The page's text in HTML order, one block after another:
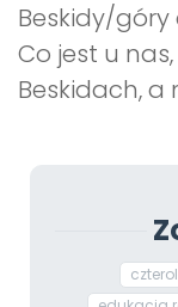
Beskidy/
Co jest u
Beskidach, a